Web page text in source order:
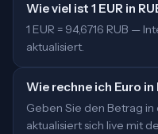
Wie viel ist 1 EUR in
1 EUR = 94,6716 RUB —
aktualisiert.
Wie rechne ich Euro in
Geben Sie den Betrag in
aktualisiert sich live mit